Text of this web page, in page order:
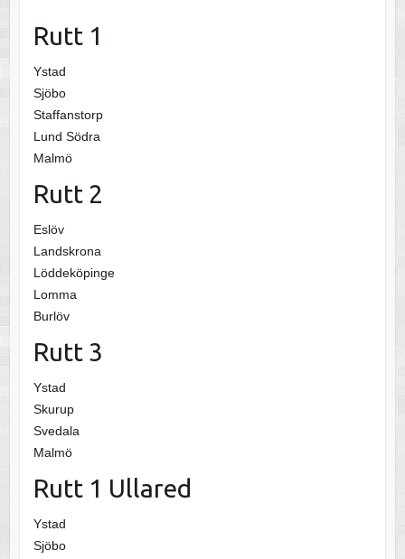
Rutt 1
Ystad
Sjöbo
Staffanstorp
Lund Södra
Malmö
Rutt 2
Eslöv
Landskrona
Löddeköpinge
Lomma
Burlöv
Rutt 3
Ystad
Skurup
Svedala
Malmö
Rutt 1 Ullared
Ystad
Sjöbo